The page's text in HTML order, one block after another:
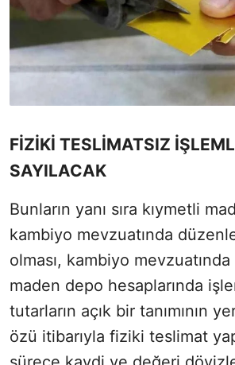
FİZİKİ TESLİMATSIZ
SAYILACAK
Bunların yanı sıra kıymetli
kambiyo mevzuatında
olması, kambiyo mevzuatında
maden depo hesaplarında
tutarların açık bir tanımının
özü itibarıyla fiziki teslimat